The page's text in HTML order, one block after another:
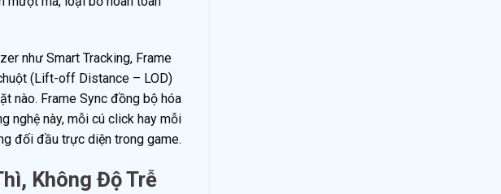
như Smart Tracking, Frame
(Lift-off Distance – LOD)
nào. Frame Sync đồng bộ hóa
nghệ này, mỗi cú click hay mỗi
đối đầu trực diện trong game.
Không Độ Trễ